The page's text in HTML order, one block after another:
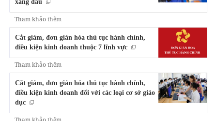
Tham khảo thêm
Cắt giảm, đơn giản hóa thủ tục hành chính,
điều kiện kinh doanh thuộc 7 lĩnh vực
Tham khảo thêm
Cắt giảm, đơn giản hóa thủ tục hành chính,
điều kiện kinh doanh đối với các loại cơ sở giáo
dục